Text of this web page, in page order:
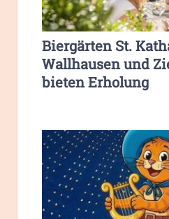
Biergärten St.
Wallhausen und
bieten Erholung